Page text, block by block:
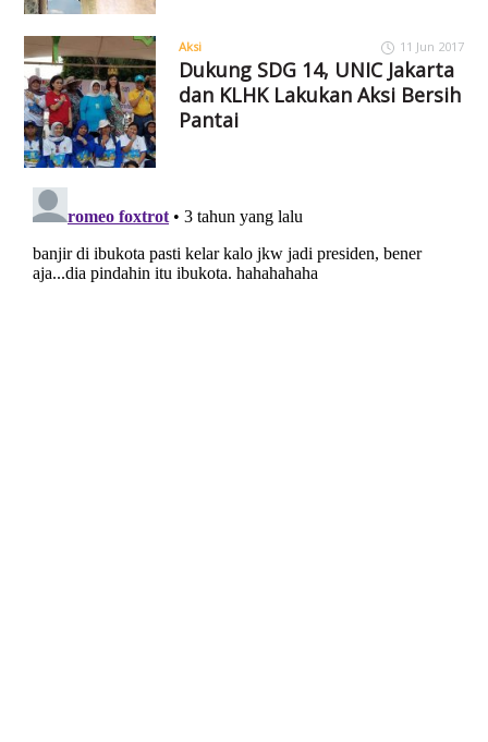
Aksi 11 Jun 2017
Dukung SDG 14, UNIC Jakarta
dan KLHK Lakukan Aksi Bersih
Pantai